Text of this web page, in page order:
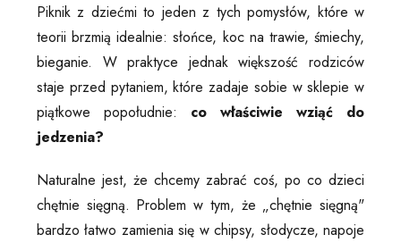
Piknik z dziećmi to jeden z tych pomysłów, które w
teorii brzmią idealnie: słońce, koc na trawie, śmiechy,
bieganie. W praktyce jednak większość rodziców
staje przed pytaniem, które zadaje sobie w sklepie w
piątkowe popołudnie: co właściwie wziąć do
jedzenia?
Naturalne jest, że chcemy zabrać coś, po co dzieci
chętnie sięgną. Problem w tym, że „chętnie sięgną"
bardzo łatwo zamienia się w chipsy, słodycze, napoje